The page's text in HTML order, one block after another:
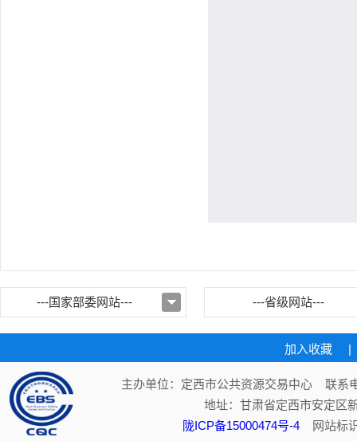
---国家部委网站--- ---省级网站---
加入收藏 |
主办单位：定西市公共资源交易中心 联系
地址：甘肃省定西市安定
陇ICP备15000474号-4 网站标